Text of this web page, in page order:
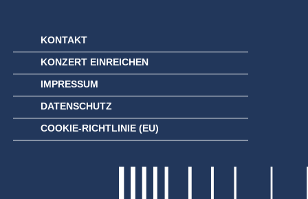
KONTAKT
KONZERT EINREICHEN
IMPRESSUM
DATENSCHUTZ
COOKIE-RICHTLINIE (EU)